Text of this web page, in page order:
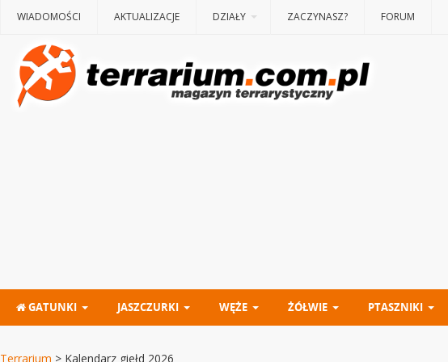
WIADOMOŚCI AKTUALIZACJE DZIAŁY ZACZYNASZ? FORUM
GATUNKI JASZCZURKI WĘŻE ŻÓŁWIE PTASZNIKI
Terrarium > Kalendarz giełd 2026